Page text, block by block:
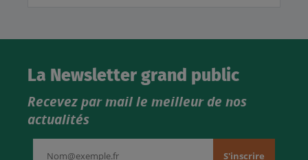
La Newsletter grand public
Recevez par mail le meilleur de nos
actualités